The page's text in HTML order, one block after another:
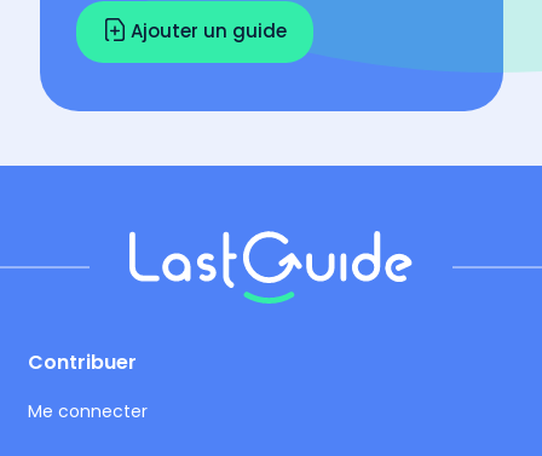
Ajouter un guide
Contribuer
Me connecter